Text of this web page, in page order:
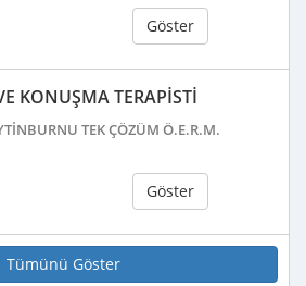
Göster
KONUŞMA TERAPISTI
TEK ÇÖZÜM Ö.E.R.M.
Göster
Tümünü Göster